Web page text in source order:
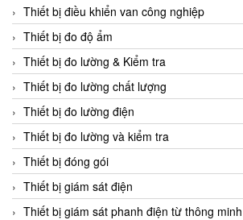
CEQUBE
CHAUVIN ARNOUX
Checkline
Chino
Chiyoda Seiki
Chiyoda-Tsusho
Chongqing Huaneng
Chromalox
ChuanYi
Thiết bị điều khiển van công nghiệp
Thiết bị đo độ ẩm
Thiết bị đo lường & Kiểm tra
Thiết bị đo lường chất lượng
Thiết bị đo lường điện
Thiết bị đo lường và kiểm tra
Thiết bị đóng gói
Thiết bị giám sát điện
Thiết bị giám sát phanh điện từ thông minh